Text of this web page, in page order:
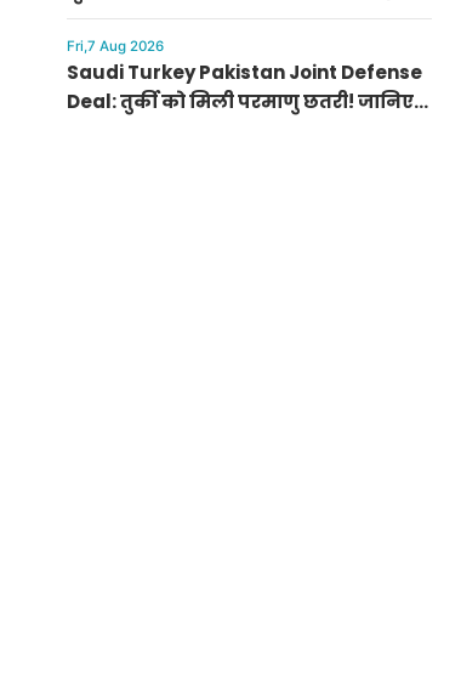
से जुड़ी बड़ी खबर, पत्नी संगीता संग सुलझा
विवाद
Fri,7 Aug 2026
Saudi Turkey Pakistan Joint Defense
Deal: तुर्की को मिली परमाणु छतरी! जानिए